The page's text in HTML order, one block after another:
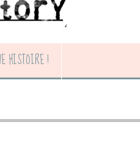
HISTOIRE !